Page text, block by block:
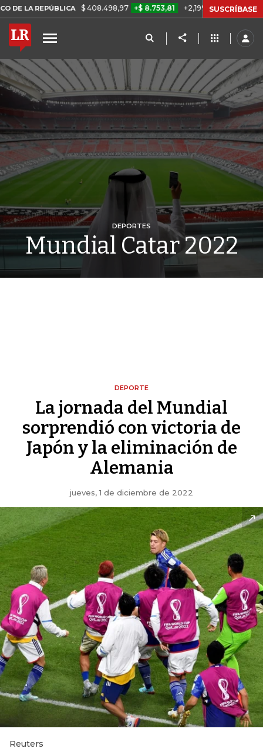
$ 408.498,97 +$ 8.753,81 +2,19% TASA DE USURA
SUSCRÍBASE
DEPORTES
Mundial Catar 2022
DEPORTE
La jornada del Mundial
sorprendió con victoria de
Japón y la eliminación de
Alemania
jueves, 1 de diciembre de 2022
Reuters